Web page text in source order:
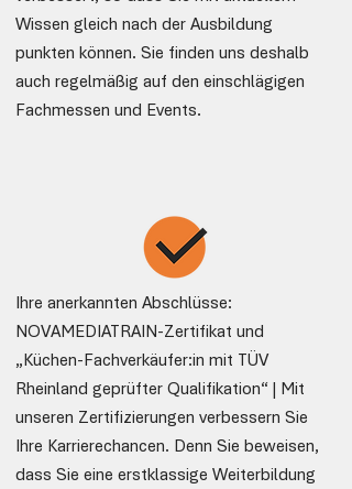
Wissen gleich nach der Ausbildung
punkten können. Sie finden uns deshalb
auch regelmäßig auf den einschlägigen
Fachmessen und Events.
Ihre anerkannten Abschlüsse:
NOVAMEDIATRAIN-Zertifikat und
„Küchen-Fachverkäufer:in mit TÜV
Rheinland geprüfter Qualifikation“ | Mit
unseren Zertifizierungen verbessern Sie
Ihre Karrierechancen. Denn Sie beweisen,
dass Sie eine erstklassige Weiterbildung